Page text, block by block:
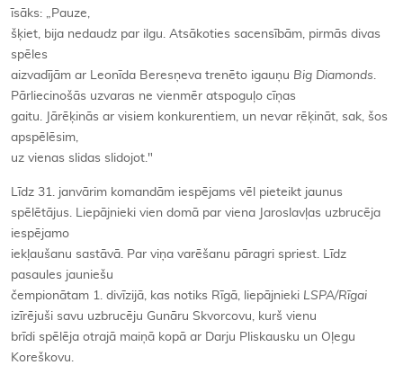
īsāks: „Pauze,
šķiet, bija nedaudz par ilgu. Atsākoties sacensībām, pirmās divas
spēles
aizvadījām ar Leonīda Beresņeva trenēto igauņu Big Diamonds
Pārliecinošās uzvaras ne vienmēr atspoguļo cīņas
gaitu. Jārēķinās ar visiem konkurentiem, un nevar rēķināt, sak, šos
apspēlēsim,
uz vienas slidas slidojot."
Līdz 31. janvārim komandām iespējams vēl pieteikt jaunus
spēlētājus. Liepājnieki vien domā par viena Jaroslavļas uzbrucēja
iespējamo
iekļaušanu sastāvā. Par viņa varēšanu pāragri spriest. Līdz
pasaules jauniešu
čempionātam 1. divīzijā, kas notiks Rīgā, liepājnieki LSPA/Rīgai
izīrējuši savu uzbrucēju Gunāru Skvorcovu, kurš vienu
brīdi spēlēja otrajā maiņā kopā ar Darju Pliskausku un Oļegu
Koreškovu.